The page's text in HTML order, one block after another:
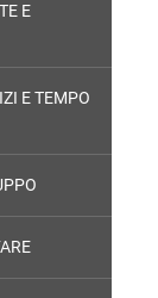
E
E TEMPO